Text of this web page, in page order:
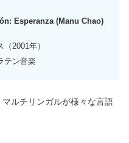
Esperanza (Manu Chao)
（2001年）
テン音楽
マルチリンガルが様々な言語